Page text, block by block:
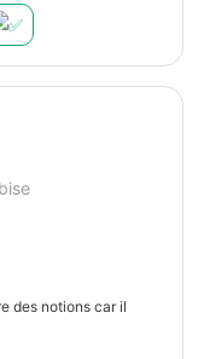
des notions car il